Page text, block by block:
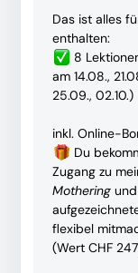
Das ist alles
enthalten:
8
am 14.08.,
25.09., 02.10.)
inkl. Online-
Du
Zugang zu
Mothering
flexibel
(Wert CHF